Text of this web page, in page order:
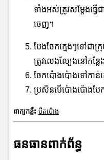
ទាំងអស់ត្រូវសម្ដែងធ្វើ
ចេញ។
បែងចែកក្មេងៗទៅជា
ត្រូវលេងល្បែងនៅកន្ល
ចែកប៉ោងប៉ោងទៅកាន់
ប្រសិនបើប៉ោងប៉ោងបែក
ពាក្យកន្លឹះ បឺតប៉ោង
ធនធានពាក់ព័ន្ធ